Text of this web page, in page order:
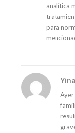
analítica
para